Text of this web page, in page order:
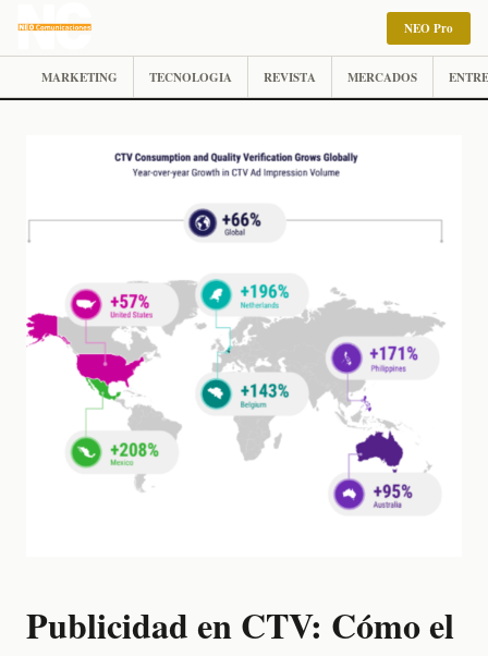
NEO Pro
MARKETING TECNOLOGIA REVISTA MERCADOS
Publicidad en CTV: Cómo el